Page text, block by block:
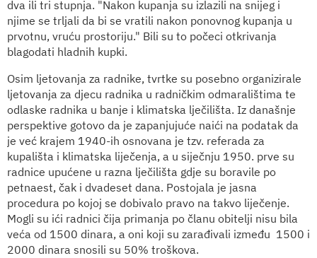
dva ili tri stupnja. "Nakon kupanja su izlazili na snijeg i
njime se trljali da bi se vratili nakon ponovnog kupanja u
prvotnu, vruću prostoriju." Bili su to počeci otkrivanja
blagodati hladnih kupki.
Osim ljetovanja za radnike, tvrtke su posebno organizirale
ljetovanja za djecu radnika u radničkim odmaralištima te
odlaske radnika u banje i klimatska lječilišta. Iz današnje
perspektive gotovo da je zapanjujuće naići na podatak da
je već krajem 1940-ih osnovana je tzv. referada za
kupališta i klimatska liječenja, a u siječnju 1950. prve su
radnice upućene u razna lječilišta gdje su boravile po
petnaest, čak i dvadeset dana. Postojala je jasna
procedura po kojoj se dobivalo pravo na takvo liječenje.
Mogli su ići radnici čija primanja po članu obitelji nisu bila
veća od 1500 dinara, a oni koji su zarađivali između 1500 i
2000 dinara snosili su 50% troškova.